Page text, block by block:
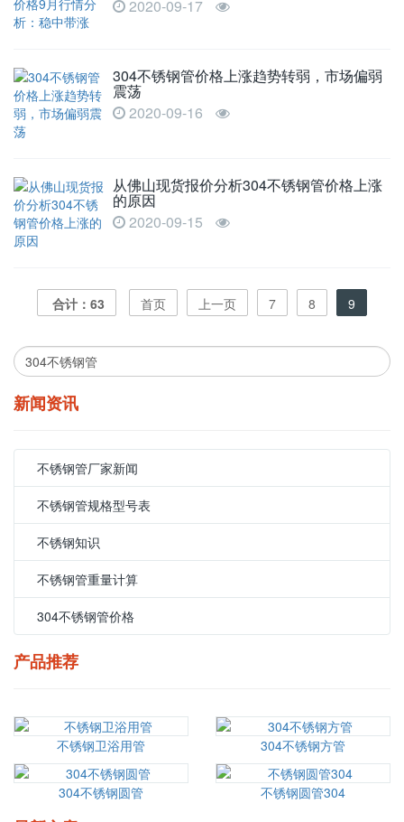
2020-09-17
304不锈钢管价格上涨趋势转弱，市场偏弱
震荡
2020-09-16
从佛山现货报价分析304不锈钢管价格上涨
的原因
2020-09-15
合计：63 首页 上一页 7 8 9
新闻资讯
不锈钢管厂家新闻
不锈钢管规格型号表
不锈钢知识
不锈钢管重量计算
304不锈钢管价格
产品推荐
不锈钢卫浴用管 304不锈钢方管
304不锈钢圆管 不锈钢圆管304